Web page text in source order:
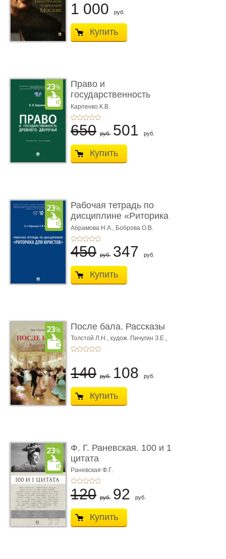
1 000 руб.
Купить
Право и
государственность
Древнего Двуречья. �
...
Карпенко К.В.
650 руб. 501 руб.
Купить
Рабочая тетрадь по
дисциплине «Риторика
для ю� ...
Абрамова Н.А., Боброва О.В.
450 руб. 347 руб.
Купить
После бала. Рассказы
Толстой Л.Н., худож. Пичугин З.Е.,
худож. Лебедев А.И.,
140 руб. 108 руб.
Купить
Ф. Г. Раневская. 100 и 1
цитата
Раневская Ф.Г.
120 руб. 92 руб.
Купить